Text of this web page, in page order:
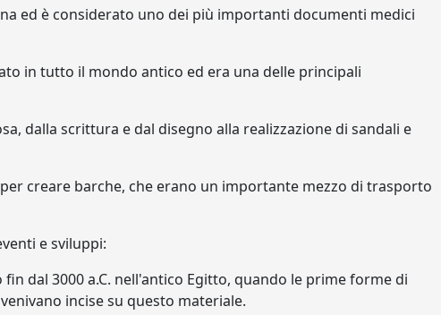
ed è considerato uno dei più importanti documenti medici
in tutto il mondo antico ed era una delle principali
dalla scrittura e dal disegno alla realizzazione di sandali e
creare barche, che erano un importante mezzo di trasporto
e sviluppi:
dal 3000 a.C. nell'antico Egitto, quando le prime forme di
incise su questo materiale.